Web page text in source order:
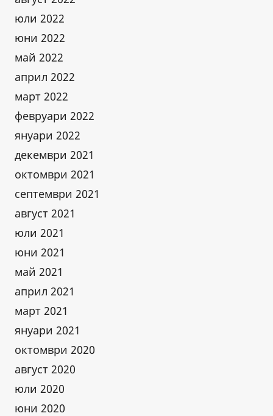
юли 2022
юни 2022
май 2022
април 2022
март 2022
февруари 2022
януари 2022
декември 2021
октомври 2021
септември 2021
август 2021
юли 2021
юни 2021
май 2021
април 2021
март 2021
януари 2021
октомври 2020
август 2020
юли 2020
юни 2020